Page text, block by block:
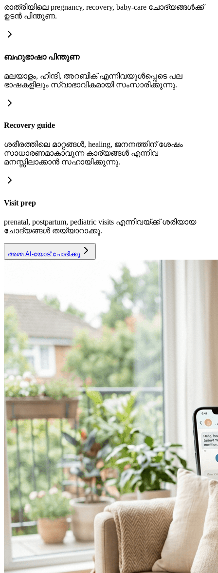
രാത്രിയിലെ pregnancy, recovery, baby-care ചോദ്യങ്ങൾക്ക്
ഉടൻ പിന്തുണ.
ബഹുഭാഷാ പിന്തുണ
മലയാളം, ഹിന്ദി, അറബിക് എന്നിവയുൾപ്പെടെ പല
ഭാഷകളിലും സ്വാഭാവികമായി സംസാരിക്കുന്നു.
Recovery guide
ശരീരത്തിലെ മാറ്റങ്ങൾ, healing, ജനനത്തിന് ശേഷം
സാധാരണമാകാവുന്ന കാര്യങ്ങൾ എന്നിവ
മനസ്സിലാക്കാൻ സഹായിക്കുന്നു.
Visit prep
prenatal, postpartum, pediatric visits എന്നിവയ്ക്ക് ശരിയായ
ചോദ്യങ്ങൾ തയ്യാറാക്കൂ.
അമ്മ AI-യോട് ചോദിക്കൂ